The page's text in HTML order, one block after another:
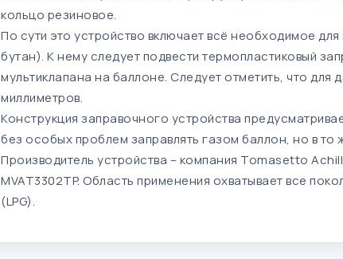
кольцо резиновое.
По сути это устройство включает всё необходимое
бутан). К нему следует подвести термопластиковый
мультиклапана на баллоне. Следует отметить, что
миллиметров.
Конструкция заправочного устройства
без особых проблем заправлять газом баллон, но в
Производитель устройства – компания Tomasetto
MVAT3302TP. Область применения охватывает все
(LPG).